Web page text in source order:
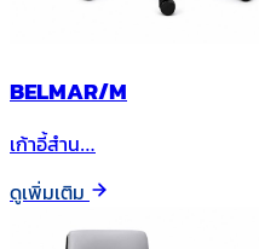
BELMAR/M
เก้าอี้สำน…
ดูเพิ่มเติม